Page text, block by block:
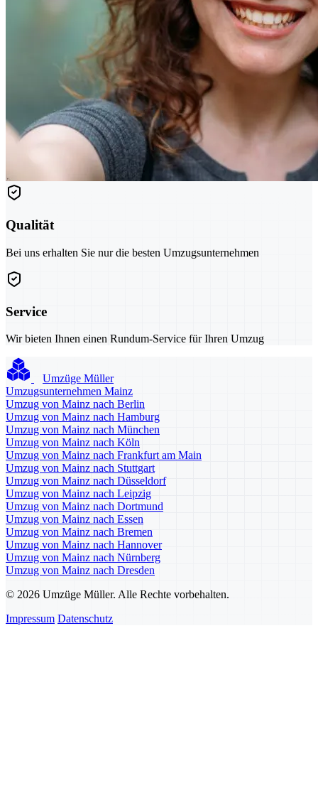
Qualität
Bei uns erhalten Sie nur die besten Umzugsunternehmen
Service
Wir bieten Ihnen einen Rundum-Service für Ihren Umzug
Umzüge Müller
Umzugsunternehmen Mainz
Umzug von Mainz nach Berlin
Umzug von Mainz nach Hamburg
Umzug von Mainz nach München
Umzug von Mainz nach Köln
Umzug von Mainz nach Frankfurt am Main
Umzug von Mainz nach Stuttgart
Umzug von Mainz nach Düsseldorf
Umzug von Mainz nach Leipzig
Umzug von Mainz nach Dortmund
Umzug von Mainz nach Essen
Umzug von Mainz nach Bremen
Umzug von Mainz nach Hannover
Umzug von Mainz nach Nürnberg
Umzug von Mainz nach Dresden
© 2026 Umzüge Müller. Alle Rechte vorbehalten.
Impressum Datenschutz